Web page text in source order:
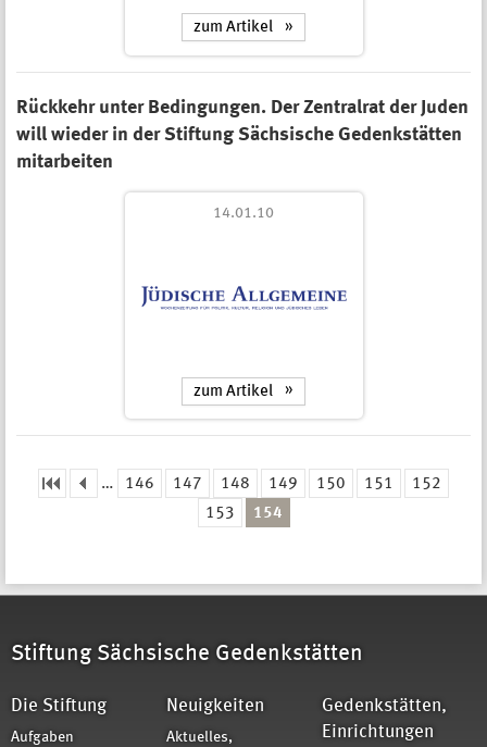
zum Artikel
Rückkehr unter Bedingungen. Der Zentralrat der Juden
will wieder in der Stiftung Sächsische Gedenkstätten
mitarbeiten
14.01.10
zum Artikel
… 146 147 148 149 150 151
152
153
154
Stiftung Sächsische Gedenkstätten
Die Stiftung
Aufgaben
Neuigkeiten
Aktuelles,
Gedenkstätten,
Einrichtungen